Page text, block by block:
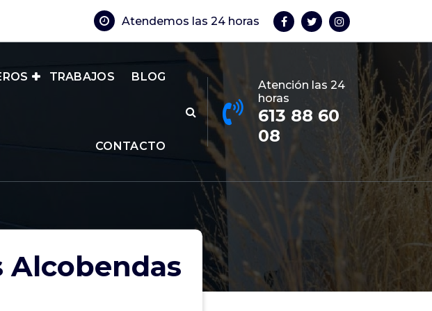
Atendemos las 24 horas
TRABAJOS BLOG
CONTACTO
Atención las 24
horas
613 88 60
08
Alcobendas